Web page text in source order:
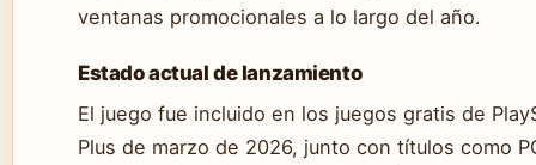
ventanas promocionales a lo largo del año.
Estado actual de lanzamiento
El juego fue incluido en los juegos gratis de
Plus de marzo de 2026, junto con títulos como